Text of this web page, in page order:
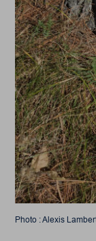
Photo : Alexis